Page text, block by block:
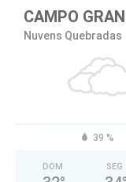
CAMPO
Nuvens Quebradas
39 %
DOM SEG